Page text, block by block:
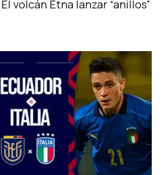
volcán Etna lanzar “anillos”